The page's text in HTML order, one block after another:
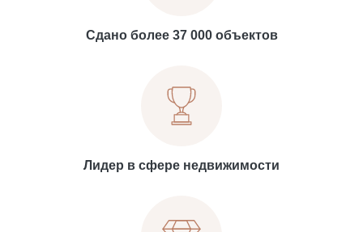
Сдано более 37 000 объектов
Лидер в сфере недвижимости